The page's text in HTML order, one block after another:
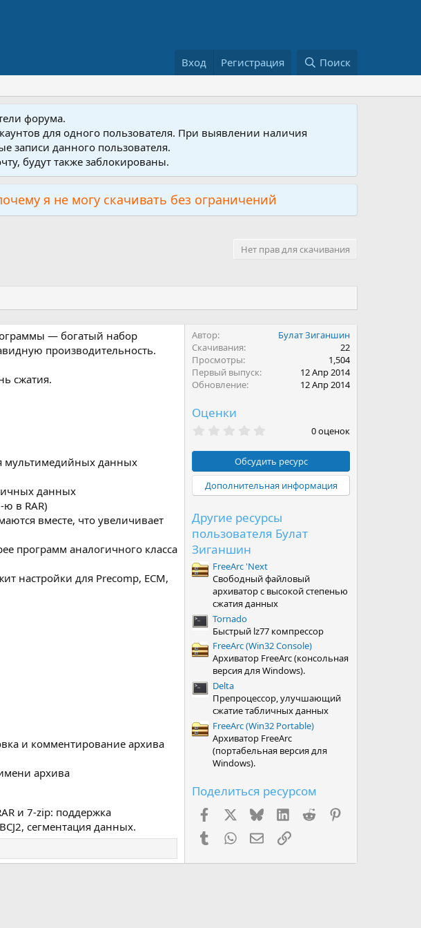
Вход Регистрация Поиск
форума.
для одного пользователя. При выявлении наличия
записи данного пользователя.
будут также заблокированы.
я не могу скачивать без ограничений
Нет прав для скачивания
— богатый набор
производительность.
сжатия.
мультимедийных данных
данных
в RAR)
вместе, что увеличивает
программ аналогичного класса
настройки для Precomp, ECM,
и комментирование архива
архива
и 7-zip: поддержка
сегментация данных.
Автор
Булат Зиганшин
Скачивания
22
Просмотры
1,504
Первый выпуск
12 Апр 2014
Обновление
12 Апр 2014
Оценки
0
0
з
в
ё
0 оценок
Обсудить ресурс
Дополнительная информация
Другие ресурсы
пользователя Булат
Зиганшин
FreeArc 'Next
Свободный файловый
архиватор с высокой степенью
сжатия данных
Tornado
Быстрый lz77 компрессор
FreeArc (Win32 Console)
Архиватор FreeArc (консольная
версия для Windows).
Delta
Препроцессор, улучшающий
сжатие табличных данных
FreeArc (Win32 Portable)
Архиватор FreeArc
(портабельная версия для
Windows).
Поделиться ресурсом
FacebookX (Twitter)
Bluesky LinkedInReddit
TumblrWhatsAppЭлектронная почта
Ссылка